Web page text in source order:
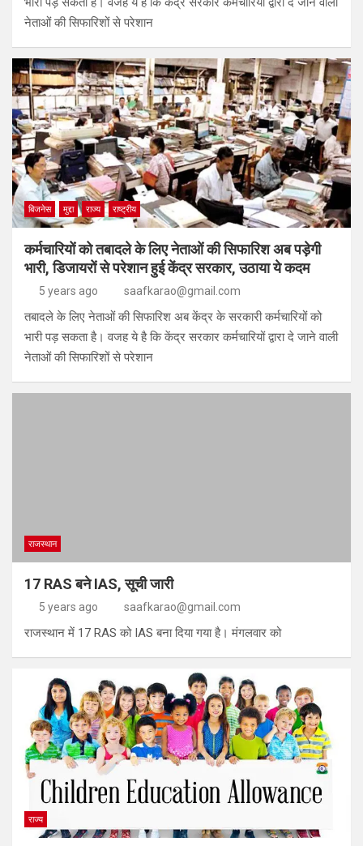
नेताओं की सिफारिशों से परेशान
बिजनेस मुद्दा राज्य राष्ट्रीय
कर्मचारियों को तबादले के लिए नेताओं की सिफारिश अब पड़ेगी
भारी, डिजायरों से परेशान हुई केंद्र सरकार, उठाया ये कदम
5 years ago saafkarao@gmail.com
तबादले के लिए नेताओं की सिफारिश अब केंद्र के सरकारी कर्मचारियों को
भारी पड़ सकता है। वजह ये है कि केंद्र सरकार कर्मचारियों द्वारा दे जाने वाली
नेताओं की सिफारिशों से परेशान
राजस्थान
17 RAS बने IAS, सूची जारी
5 years ago saafkarao@gmail.com
राजस्थान में 17 RAS को IAS बना दिया गया है। मंगलवार को
राज्य